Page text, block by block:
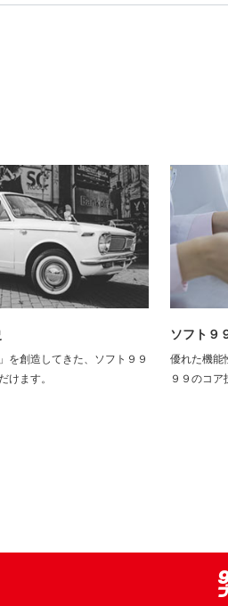
を創造してきた、ソフト９９
けます。
ソフト９
優れた機能
９９のコ